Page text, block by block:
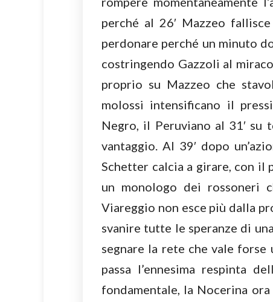
perché al 26′ Mazzeo
perdonare perché un minuto
costringendo Gazzoli al
proprio su Mazzeo che
molossi intensificano il
Negro, il Peruviano al 31′
vantaggio. Al 39′ dopo
Schetter calcia a girare, con il
un monologo dei rossoneri
Viareggio non esce più dalla
svanire tutte le speranze di
segnare la rete che vale
passa l’ennesima respinta
fondamentale, la Nocerina